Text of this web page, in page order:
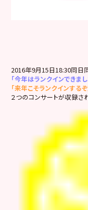
2016年9月15日18:30同日
「今年はランクインできま
「来年こそランクインす
２つのコンサートが収録さ